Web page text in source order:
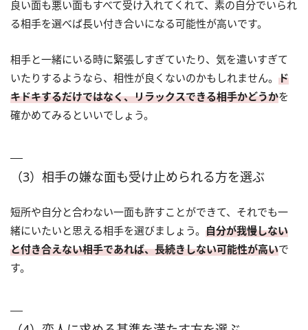
良い面も悪い面もすべて受け入れてくれて、素の自分でいられ
る相手を選べば長い付き合いになる可能性が高いです。
相手と一緒にいる時に緊張しすぎていたり、気を遣いすぎて
いたりするようなら、相性が良くないのかもしれません。 ド
キドキするだけではなく、リラックスできる相手かどうかを
確かめてみるといいでしょう。
（3）相手の嫌な面も受け止められる方を選ぶ
短所や自分と合わない一面も許すことができて、それでも一
緒にいたいと思える相手を選びましょう。 自分が我慢しない
と付き合えない相手であれば、長続きしない可能性が高いで
す。